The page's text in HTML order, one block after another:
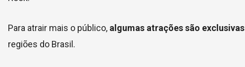
Para atrair mais o público, algumas atrações são exclusivas
regiões do Brasil.